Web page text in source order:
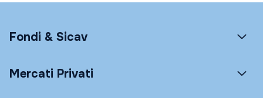
Fondi & Sicav
Mercati Privati